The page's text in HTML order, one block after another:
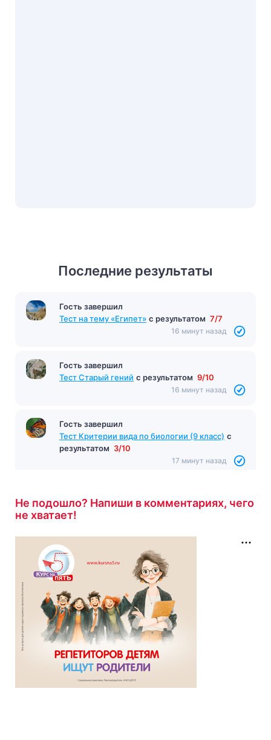
Последние результаты
Гость завершил
Тест на тему «Египет» с результатом 7/7
16 минут назад
Гость завершил
Тест Старый гений с результатом 9/10
16 минут назад
Гость завершил
Тест Критерии вида по биологии (9 класс) с
результатом 3/10
17 минут назад
Не подошло? Напиши в комментариях, чего
не хватает!